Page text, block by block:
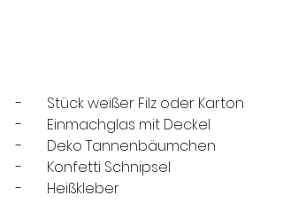
-       Stück weißer Filz oder Karton
-       Einmachglas mit Deckel
-       Deko Tannenbäumchen
-       Konfetti Schnipsel
-       Heißkleber